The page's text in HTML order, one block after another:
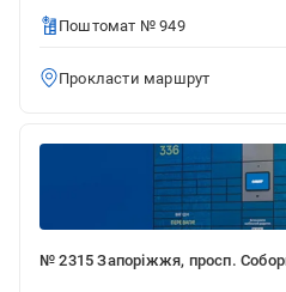
Поштомат № 949
Прокласти маршрут
№ 2315 Запоріжжя, просп.